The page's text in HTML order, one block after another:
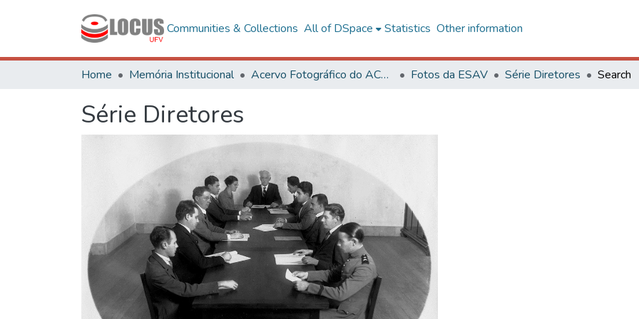
Communities & Collections All of DSpace Statistics Other information
Home Memória Institucional Acervo Fotográfico do ACH-UFV Fotos da ESAV Série Diretores Search
Série Diretores